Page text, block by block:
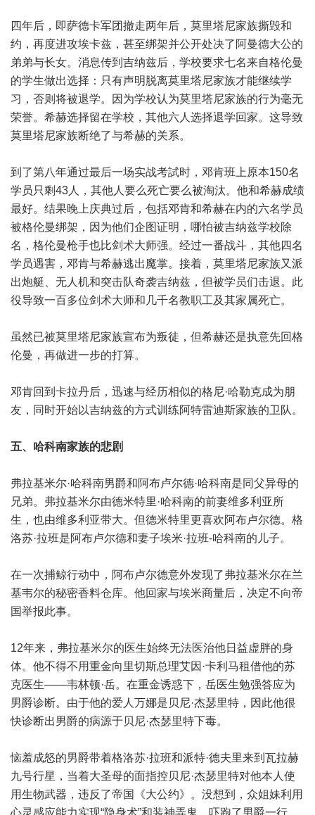
四年后，即萨德卡军团撤走两年后，莫里塔尼家族撕毁和
约，再度进攻埃卡兹，甚至绑架并公开处决了阿曼德大公的
弟弟与长女。消息传到吉纳兹后，学校要求七名来自格伦曼
的学生做出选择：只有声明脱离莫里塔尼家族才能继续学
习，否则将被退学。因为学校认为莫里塔尼家族的行为毫无
荣誉。希赫选择留在学校，其他六人选择退学回家。这导致
莫里塔尼家族断绝了与希赫的关系。
到了第八年通过最后一场实战考試时，邓肯班上原本150名
学员只剩43人，其他人要么死亡要么被淘汰。他和希赫成绩
最好。结果晚上庆典过后，包括邓肯和希赫在内的六名学员
被格伦曼绑架，因为他们企图证明，哪怕被吉纳兹学校除
名，格伦曼枪手也比剑术大师强。经过一番战斗，其他四名
学员遇害，邓肯与希赫逃出魔掌。接着，莫里塔尼家族又派
出炮艇、无人机和突击队奇袭吉纳兹，但被学员们击退。此
役导致一百多位剑术大师和几千名教职工及其家属死亡。
虽然已被莫里塔尼家族宣布为叛徒，但希赫还是执意先回格
伦曼，再做进一步的打算。
邓肯回到卡拉丹后，迅速与经历相似的格尼·哈勒克成为朋
友，同时开始以吉纳兹的方式训练阿特雷迪斯家族的卫队。
五、哈科南家族的悲剧
弗拉基米尔·哈科南男爵和阿布卢尔德·哈科南是同父异母的
兄弟。弗拉基米尔由德米特里·哈科南的前妻维多利亚所
生，也由维多利亚带大。但德米特里更喜欢阿布卢尔德。格
洛苏·拉班是阿布卢尔德和妻子埃米·拉班-哈科南的儿子。
在一次捕鲸行动中，阿布卢尔德意外发现了弗拉基米尔在兰
基韦尔的秘密香料仓库。他回家与埃米商量后，决定不向帝
国举报此事。
12年来，弗拉基米尔的医生始终无法医治他日益虚胖的身
体。他不得不用重金向里切斯总理艾因·卡利马租借他的苏
克医生——韦林顿·岳。在重金诱惑下，岳医生勉强答应为
男爵诊断。由于他的爱人万娜是贝尼·杰瑟里特，因此他很
快诊断出男爵的病源于贝尼·杰瑟里特下毒。
恼羞成怒的男爵带着格洛苏·拉班和派特·德夫里来到瓦拉赫
九号行星，当着大圣母的面指控贝尼·杰瑟里特对他本人使
用生物武器，违反了帝国《大公约》。没想到，众姐妹利用
心灵感应能力实现“隐身术”和装神弄鬼，吓跑了男爵一行